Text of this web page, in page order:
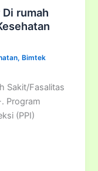
rumah
, Bimtek
Sakit/Fasalitas
Program
(PPI)